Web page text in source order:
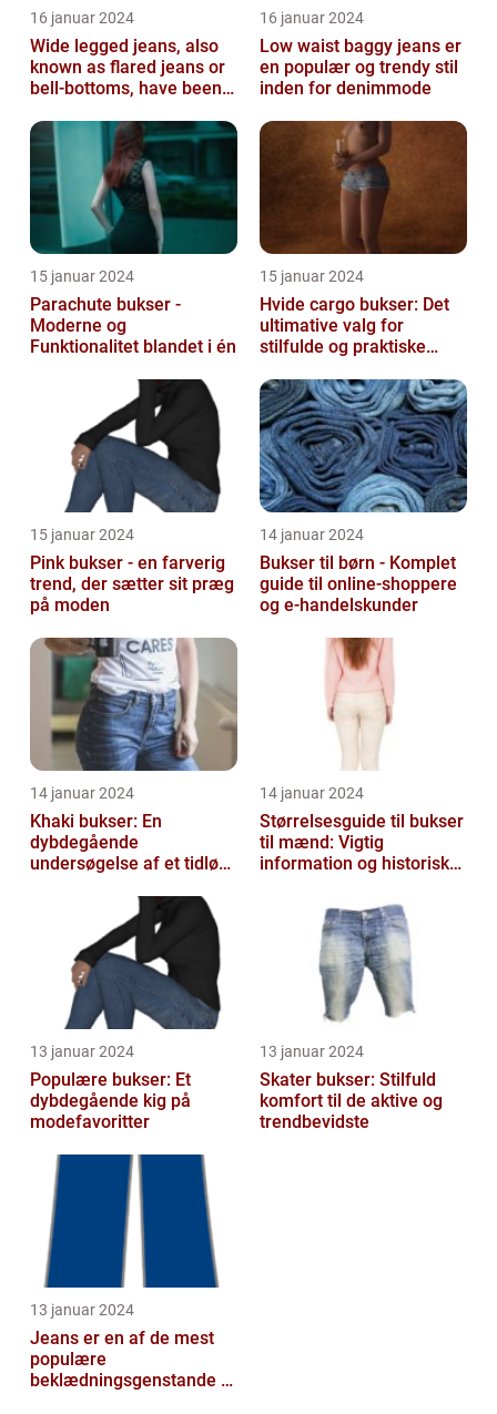
16 januar 2024
Wide legged jeans, also
known as flared jeans or
bell-bottoms, have been a
wor...
16 januar 2024
Low waist baggy jeans er
en populær og trendy stil
inden for denimmode
15 januar 2024
Parachute bukser -
Moderne og
Funktionalitet blandet i én
15 januar 2024
Hvide cargo bukser: Det
ultimative valg for
stilfulde og praktiske
15 januar 2024
Pink bukser - en farverig
trend, der sætter sit præg
på moden
14 januar 2024
Bukser til børn - Komplet
guide til online-shoppere
og e-handelskunder
14 januar 2024
Khaki bukser: En
dybdegående
undersøgelse af et tidløst
14 januar 2024
Størrelsesguide til bukser
til mænd: Vigtig
information og historisk
13 januar 2024
Populære bukser: Et
dybdegående kig på
modefavoritter
13 januar 2024
Skater bukser: Stilfuld
komfort til de aktive og
trendbevidste
13 januar 2024
Jeans er en af de mest
populære
beklædningsgenstande til